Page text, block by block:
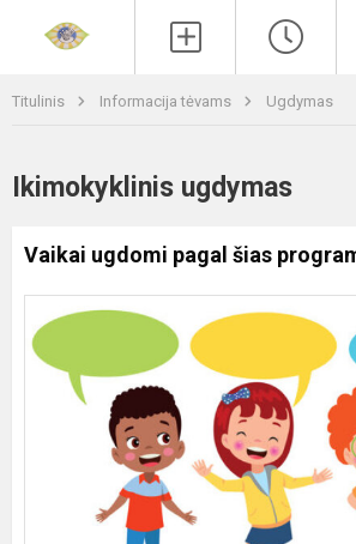
Titulinis Informacija tėvams Ugdymas
Ikimokyklinis ugdymas
Vaikai ugdomi pagal šias